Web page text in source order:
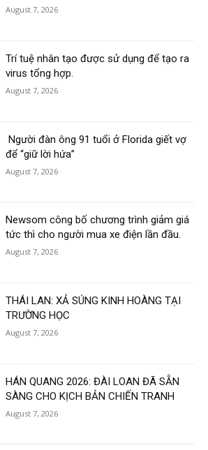
August 7, 2026
Trí tuệ nhân tạo được sử dụng để tạo ra
virus tổng hợp.
August 7, 2026
Người đàn ông 91 tuổi ở Florida giết vợ
để “giữ lời hứa”
August 7, 2026
Newsom công bố chương trình giảm giá
tức thì cho người mua xe điện lần đầu.
August 7, 2026
THÁI LAN: XẢ SÚNG KINH HOÀNG TẠI
TRƯỜNG HỌC
August 7, 2026
HÁN QUANG 2026: ĐÀI LOAN ĐÃ SẴN
SÀNG CHO KỊCH BẢN CHIẾN TRANH
August 7, 2026